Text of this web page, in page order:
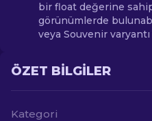
bir float değerine
görünümlerde
veya Souvenir
ÖZET BILGILER
Kategori